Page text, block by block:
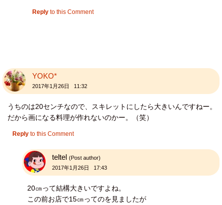
Reply to this Comment
YOKO*
2017年1月26日 11:32
うちのは20センチなので、スキレットにしたら大きいんですねー。
だから画になる料理が作れないのかー。（笑）
Reply to this Comment
teltel (Post author)
2017年1月26日 17:43
20㎝って結構大きいですよね。
この前お店で15㎝ってのを見ましたが